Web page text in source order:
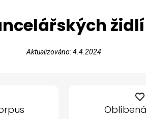
Aktualizováno: 4.4.2024